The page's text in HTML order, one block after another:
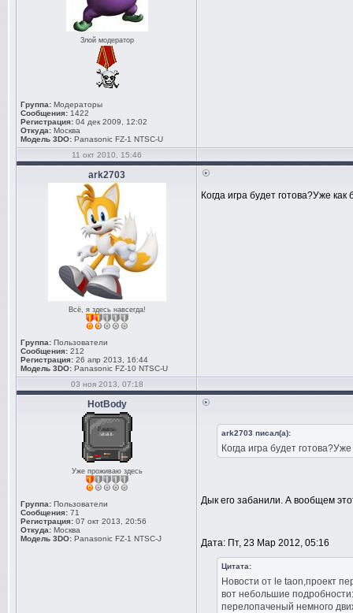
Злой модератор
Группа: Модераторы
Сообщения: 1422
Регистрация: 04 дек 2009, 12:02
Откуда: Москва
Модель 3DO: Panasonic FZ-1 NTSC-U
11 окт 2010, 15:46
ark2703
Всё, я здесь навсегда!
Группа: Пользователи
Сообщения: 212
Регистрация: 26 апр 2013, 16:44
Модель 3DO: Panasonic FZ-10 NTSC-U
Когда игра будет готова?Уже
03 ноя 2013, 07:18
HotBody
Уже проживаю здесь
Группа: Пользователи
Сообщения: 71
Регистрация: 07 окт 2013, 20:56
Откуда: Москва
Модель 3DO: Panasonic FZ-1 NTSC-J
ark2703 писал(а):
Когда игра будет
Дык его забанили. А вообщем
Дата: Пт, 23 Мар 2012, 05:16
Цитата:
Новости от le taon,проект
вот небольшие подробности:
перелопаченый немного